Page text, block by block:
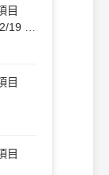
目
19 更
目
目